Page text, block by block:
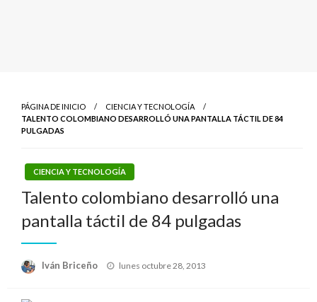
PÁGINA DE INICIO
CIENCIA Y TECNOLOGÍA
TALENTO COLOMBIANO DESARROLLÓ UNA PANTALLA TÁCTIL DE 84
PULGADAS
CIENCIA Y TECNOLOGÍA
Talento colombiano desarrolló una
pantalla táctil de 84 pulgadas
Iván Briceño
Publicado
lunes octubre 28, 2013